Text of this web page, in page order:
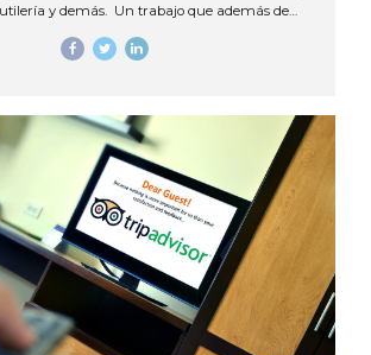
y demás. Un trabajo que además de
de espacio de almacenamiento, una vez
agilidad y una imagen tan realista, que el
espectador...